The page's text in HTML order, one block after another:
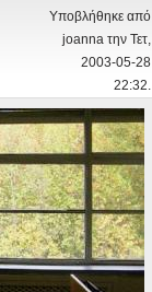
Υποβλήθηκε από
joanna την Τετ,
2003-05-28
22:32.